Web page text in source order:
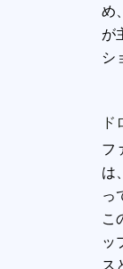
め
が
シ
ド
フ
は
っ
こ
ッ
ス